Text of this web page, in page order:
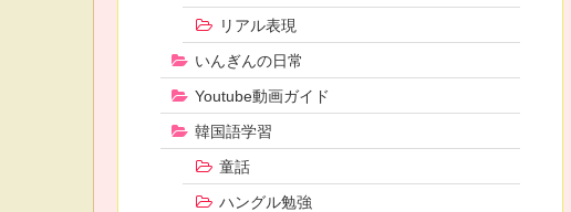
リアル表現
いんぎんの日常
Youtube動画ガイド
韓国語学習
童話
ハングル勉強